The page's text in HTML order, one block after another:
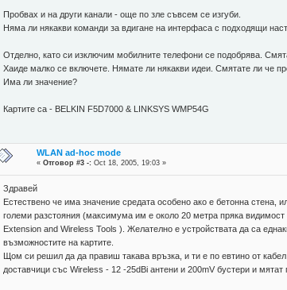
Пробвах и на други канали - още по зле съвсем се изгуби.
Няма ли някакви команди за вдигане на интерфаса с подходящи
Отделно, като си изключим мобилните телефони се подобрява.
Хаиде малко се включете. Нямате ли някакви идеи. Смятате ли че
Има ли значение?
Картите са - BELKIN F5D7000 & LINKSYS WMP54G
WLAN ad-hoc mode
«Отговор #3 -: Oct 18, 2005, 19:03 »
Здравей
Естествено че има значение средата особено ако е бетонна
големи разстояния (максимума им е около 20 метра пряка
Extension and Wireless Tools ). Желателно е устройствата да са
възможностите на картите.
Щом си решил да да правиш такава връзка, и ти е по евтино от кабел
доставчици със Wireless - 12 -25dBi антени и 200mV бустери и мятат